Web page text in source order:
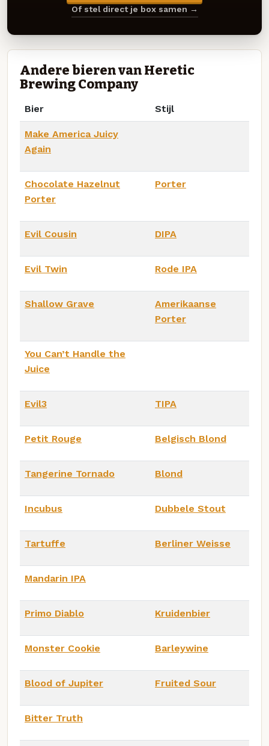
Of stel direct je box samen →
Andere bieren van Heretic
Brewing Company
Bier Stijl
Make America Juicy
Again
Chocolate Hazelnut
Porter
Porter
Evil Cousin DIPA
Evil Twin Rode IPA
Shallow Grave
Amerikaanse
Porter
You Can’t Handle the
Juice
Evil3 TIPA
Petit Rouge Belgisch Blond
Tangerine Tornado Blond
Incubus Dubbele Stout
Tartuffe Berliner Weisse
Mandarin IPA
Primo Diablo Kruidenbier
Monster Cookie Barleywine
Blood of Jupiter Fruited Sour
Bitter Truth